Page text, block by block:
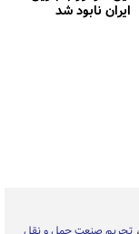
ایران نابود شد